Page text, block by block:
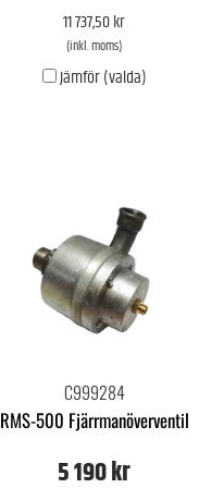
11 737,50 kr
(inkl. moms)
Jämför (valda)
C999284
RMS-500 Fjärrmanöverventil
5 190 kr